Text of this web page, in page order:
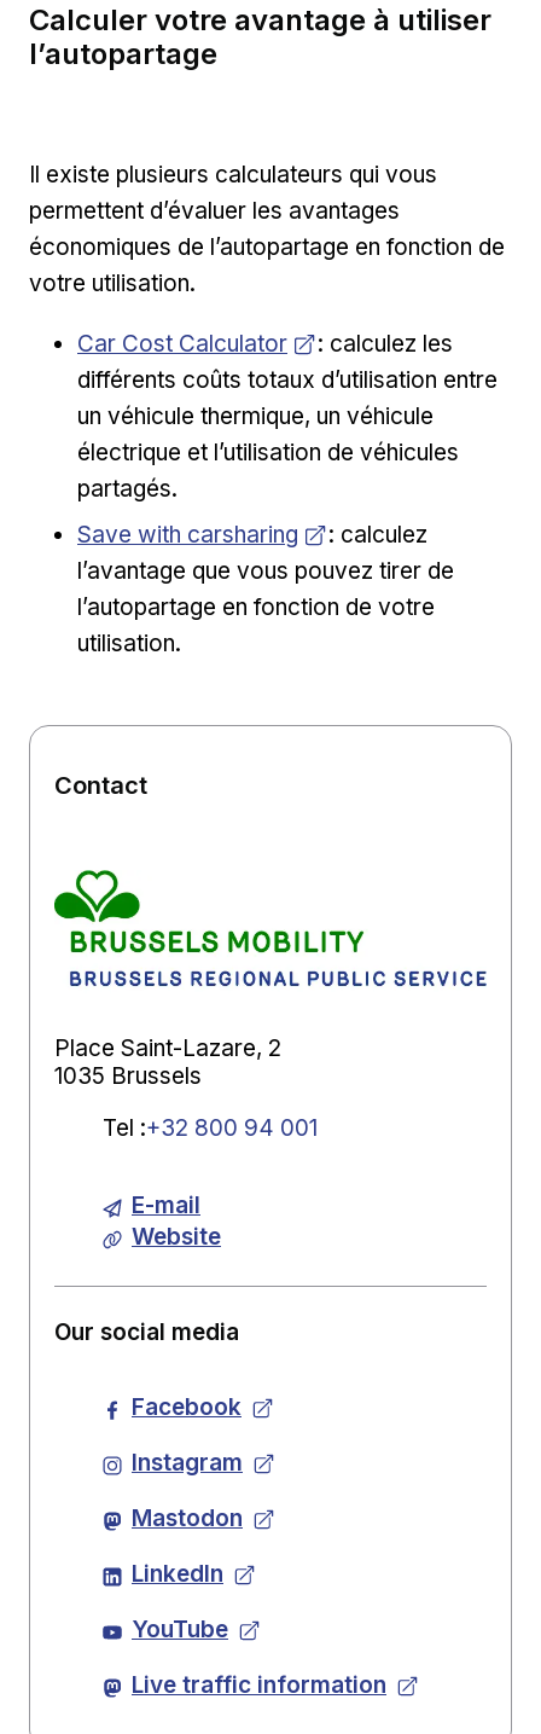
Calculer votre avantage à utiliser
l’autopartage
Il existe plusieurs calculateurs qui vous
permettent d’évaluer les avantages
économiques de l’autopartage en fonction de
votre utilisation.
Opens in new window
Car Cost Calculator
: calculez les
différents coûts totaux d’utilisation entre
un véhicule thermique, un véhicule
électrique et l’utilisation de véhicules
partagés.
Opens in new window
Save with carsharing
: calculez
l’avantage que vous pouvez tirer de
l’autopartage en fonction de votre
utilisation.
Contact
Place Saint-Lazare, 2
1035 Brussels
Tel :+32 800 94 001
E-mail
Website
Our social media
Facebook
Instagram
Mastodon
LinkedIn
YouTube
Live traffic information